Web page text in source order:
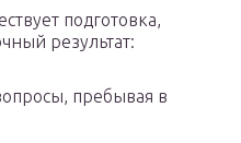
подготовка,
результат:
пребывая в